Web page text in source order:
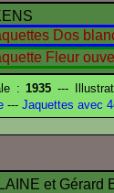
:1935 ---
--- Jaquettes avec
et Gérard